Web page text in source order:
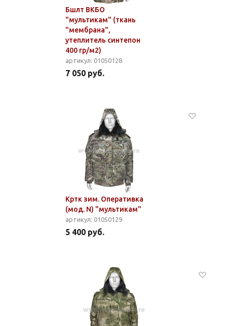
Бшлт ВКБО
"мультикам" (ткань
"мембрана",
утеплитель синтепон
400 гр/м2)
артикул: 01050128
7 050 руб.
Кртк зим. Оперативка
(мод. N) "мультикам"
артикул: 01050129
5 400 руб.